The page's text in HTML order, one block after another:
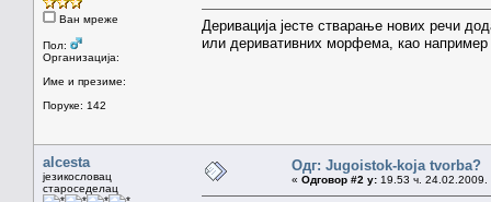
Ван мреже
Пол:
Организација:
Име и презиме:
Поруке: 142
Деривација јесте стварање нових речи
или деривативних морфема, као например
alcesta
језикословац
староседелац
Одг: Jugoistok-koja tvorba?
« Одговор #2 у: 19.53 ч. 24.02.2009.